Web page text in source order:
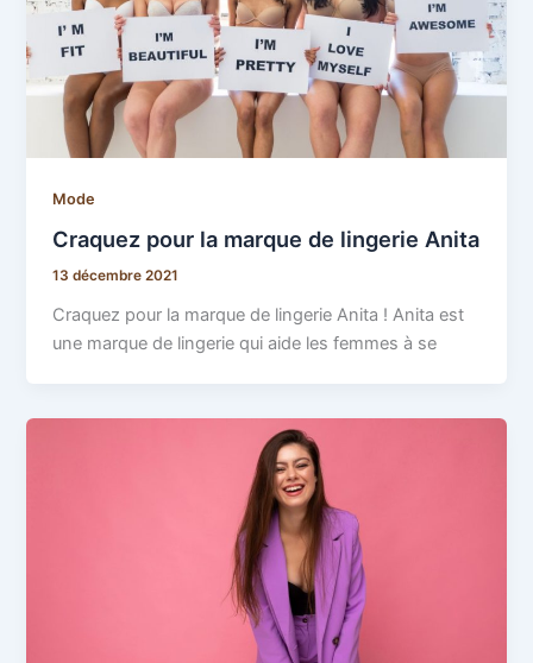
Mode
Craquez pour la marque de lingerie Anita
13 décembre 2021
Craquez pour la marque de lingerie Anita ! Anita est
une marque de lingerie qui aide les femmes à se